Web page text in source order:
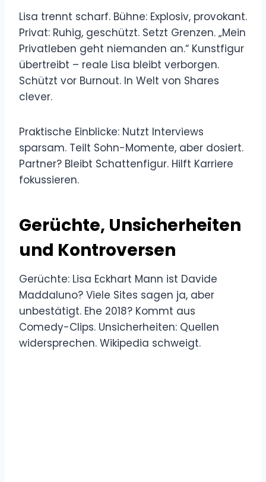
Lisa trennt scharf. Bühne: Explosiv, provokant.
Privat: Ruhig, geschützt. Setzt Grenzen. „Mein
Privatleben geht niemanden an.“ Kunstfigur
übertreibt – reale Lisa bleibt verborgen.
Schützt vor Burnout. In Welt von Shares
clever.
Praktische Einblicke: Nutzt Interviews
sparsam. Teilt Sohn-Momente, aber dosiert.
Partner? Bleibt Schattenfigur. Hilft Karriere
fokussieren.
Gerüchte, Unsicherheiten
und Kontroversen
Gerüchte: Lisa Eckhart Mann ist Davide
Maddaluno? Viele Sites sagen ja, aber
unbestätigt. Ehe 2018? Kommt aus
Comedy-Clips. Unsicherheiten: Quellen
widersprechen. Wikipedia schweigt.